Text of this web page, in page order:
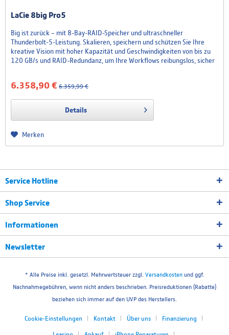
LaCie 8big Pro5
Big ist zurück – mit 8-Bay-RAID-Speicher und ultraschneller
Thunderbolt-5-Leistung. Skalieren, speichern und schützen Sie Ihre
kreative Vision mit hoher Kapazität und Geschwindigkeiten von bis zu
120 GB/s und RAID-Redundanz, um Ihre Workflows reibungslos, sicher
6.358,90 € 6.359,99 €
Details
Merken
Service Hotline
Shop Service
Informationen
Newsletter
* Alle Preise inkl. gesetzl. Mehrwertsteuer zzgl. Versandkostenund ggf.
Nachnahmegebühren, wenn nicht anders beschrieben. Preisreduktionen (Rabatte)
beziehen sich immer auf den UVP des Herstellers.
Cookie-Einstellungen Kontakt Über uns Finanzierung